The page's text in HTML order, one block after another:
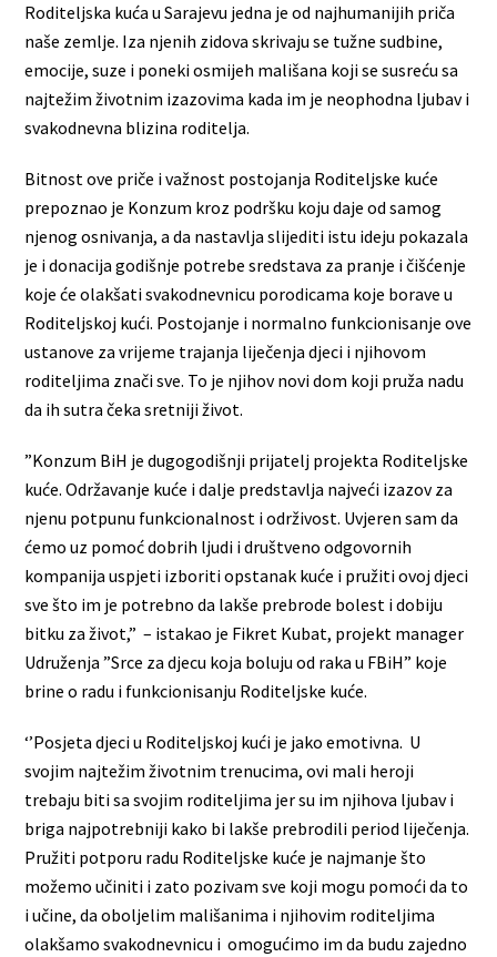
Roditeljska kuća u Sarajevu jedna je od najhumanijih priča
naše zemlje. Iza njenih zidova skrivaju se tužne sudbine,
emocije, suze i poneki osmijeh mališana koji se susreću sa
najtežim životnim izazovima kada im je neophodna ljubav i
svakodnevna blizina roditelja.
Bitnost ove priče i važnost postojanja Roditeljske kuće
prepoznao je Konzum kroz podršku koju daje od samog
njenog osnivanja, a da nastavlja slijediti istu ideju pokazala
je i donacija godišnje potrebe sredstava za pranje i čišćenje
koje će olakšati svakodnevnicu porodicama koje borave u
Roditeljskoj kući. Postojanje i normalno funkcionisanje ove
ustanove za vrijeme trajanja liječenja djeci i njihovom
roditeljima znači sve. To je njihov novi dom koji pruža nadu
da ih sutra čeka sretniji život.
”Konzum BiH je dugogodišnji prijatelj projekta Roditeljske
kuće. Održavanje kuće i dalje predstavlja najveći izazov za
njenu potpunu funkcionalnost i održivost. Uvjeren sam da
ćemo uz pomoć dobrih ljudi i društveno odgovornih
kompanija uspjeti izboriti opstanak kuće i pružiti ovoj djeci
sve što im je potrebno da lakše prebrode bolest i dobiju
bitku za život,” – istakao je Fikret Kubat, projekt manager
Udruženja ”Srce za djecu koja boluju od raka u FBiH” koje
brine o radu i funkcionisanju Roditeljske kuće.
‘’Posjeta djeci u Roditeljskoj kući je jako emotivna. U
svojim najtežim životnim trenucima, ovi mali heroji
trebaju biti sa svojim roditeljima jer su im njihova ljubav i
briga najpotrebniji kako bi lakše prebrodili period liječenja.
Pružiti potporu radu Roditeljske kuće je najmanje što
možemo učiniti i zato pozivam sve koji mogu pomoći da to
i učine, da oboljelim mališanima i njihovim roditeljima
olakšamo svakodnevnicu i omogućimo im da budu zajedno